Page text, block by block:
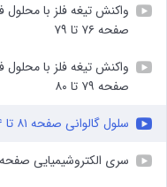
واکنش تیغه فلز با محلول
صفحه ۷۶ تا ۷۹
واکنش تیغه فلز با محلول
صفحه ۷۹ تا ۸۰
سلول گالوانی صفحه ۸۱ تا ۸۴
سری الکتروشیمیایی صفحه ۸۵ و ۸۶